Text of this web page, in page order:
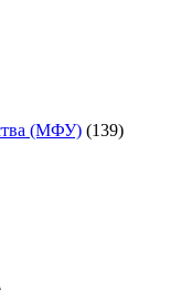
(МФУ) (139)